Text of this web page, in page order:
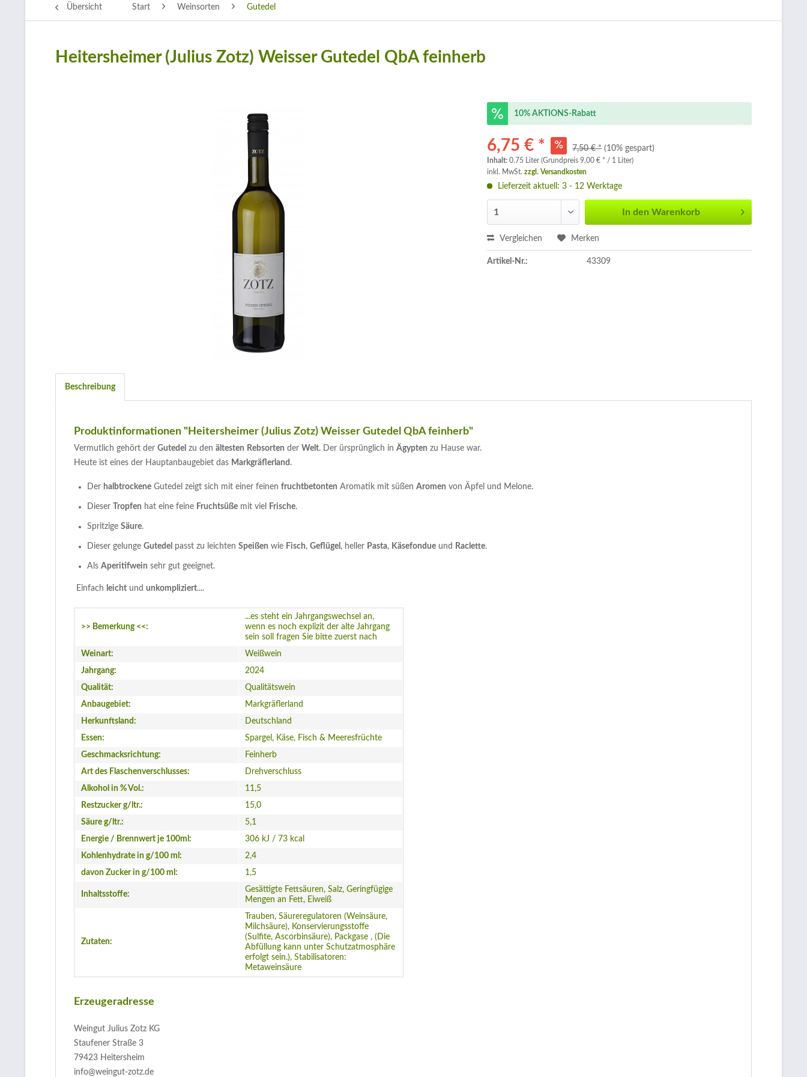
Übersicht Start Weinsorten Gutedel
Heitersheimer (Julius Zotz) Weisser Gutedel QbA feinherb
10% AKTIONS-Rabatt
6,75 € * 7,50 € * (10% gespart)
Inhalt:0.75 Liter (Grundpreis 9,00 € * / 1 Liter)
inkl. MwSt.zzgl. Versandkosten
Lieferzeit aktuell: 3 - 12 Werktage
In den Warenkorb
Vergleichen Merken
Artikel-Nr.: 43309
Beschreibung
Produktinformationen "Heitersheimer (Julius Zotz) Weisser Gutedel QbA feinherb"
Vermutlich gehört der Gutedel zu den ältesten Rebsorten der Welt. Der ürsprünglich in Ägypten zu Hause war.
Heute ist eines der Hauptanbaugebiet das Markgräflerland .
Der halbtrockene Gutedel zeigt sich mit einer feinen fruchtbetonten Aromatik mit süßen Aromen von Äpfel und Melone.
Dieser Tropfen hat eine feine Fruchtsüße mit viel Frische.
Spritzige Säure.
Dieser gelunge Gutedel passt zu leichten Speißen wie Fisch, Geflügel , heller Pasta, Käsefondue und Raclette.
Als Aperitifwein sehr gut geeignet.
Einfach leicht und unkompliziert....
>> Bemerkung <<:
...es steht ein Jahrgangswechsel an,
wenn es noch explizit der alte Jahrgang
sein soll fragen Sie bitte zuerst nach
Weinart:
Weißwein
Jahrgang:
2024
Qualität:
Qualitätswein
Anbaugebiet:
Markgräflerland
Herkunftsland:
Deutschland
Essen:
Spargel, Käse, Fisch & Meeresfrüchte
Geschmacksrichtung:
Feinherb
Art des Flaschenverschlusses:
Drehverschluss
Alkohol in % Vol.:
11,5
Restzucker g/ltr.:
15,0
Säure g/ltr.:
5,1
Energie / Brennwert je 100ml:
306 kJ / 73 kcal
Kohlenhydrate in g/100 ml:
2,4
davon Zucker in g/100 ml:
1,5
Inhaltsstoffe:
Gesättigte Fettsäuren, Salz, Geringfügige
Mengen an Fett, Eiweiß
Zutaten:
Trauben, Säureregulatoren (Weinsäure,
Milchsäure), Konservierungsstoffe
(Sulfite, Ascorbinsäure), Packgase , (Die
Abfüllung kann unter Schutzatmosphäre
erfolgt sein.), Stabilisatoren:
Metaweinsäure
Erzeugeradresse
Weingut Julius Zotz KG
Staufener Straße 3
79423 Heitersheim
info@weingut-zotz.de